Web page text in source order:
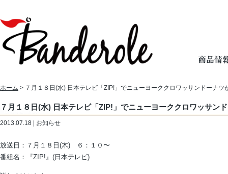
ホーム > ７月１８日(水) 日本テレビ「ZIP!」でニューヨーククロワッサンドーナツ
７月１８日(水) 日本テレビ「ZIP!」でニューヨーククロワッサン
2013.07.18 | お知らせ
放送日：７月１８日(木) ６：１０〜
番組名：『ZIP!』(日本テレビ)